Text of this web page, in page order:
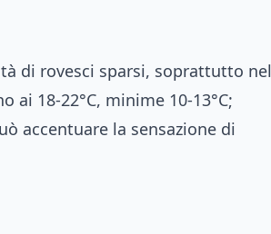
di rovesci sparsi, soprattutto nel
18-22°C, minime 10-13°C;
accentuare la sensazione di